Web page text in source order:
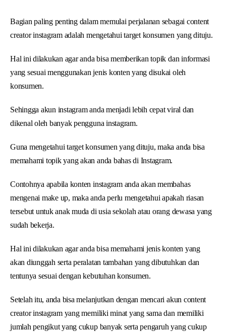
Bagian paling penting dalam memulai perjalanan sebagai content
creator instagram adalah mengetahui target konsumen yang dituju.
Hal ini dilakukan agar anda bisa memberikan topik dan informasi
yang sesuai menggunakan jenis konten yang disukai oleh
konsumen.
Sehingga akun instagram anda menjadi lebih cepat viral dan
dikenal oleh banyak pengguna instagram.
Guna mengetahui target konsumen yang dituju, maka anda bisa
memahami topik yang akan anda bahas di Instagram.
Contohnya apabila konten instagram anda akan membahas
mengenai make up, maka anda perlu mengetahui apakah riasan
tersebut untuk anak muda di usia sekolah atau orang dewasa yang
sudah bekerja.
Hal ini dilakukan agar anda bisa memahami jenis konten yang
akan diunggah serta peralatan tambahan yang dibutuhkan dan
tentunya sesuai dengan kebutuhan konsumen.
Setelah itu, anda bisa melanjutkan dengan mencari akun content
creator instagram yang memiliki minat yang sama dan memiliki
jumlah pengikut yang cukup banyak serta pengaruh yang cukup